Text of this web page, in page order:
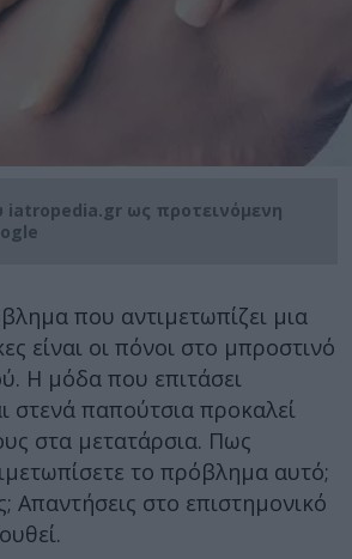
iatropedia.gr ως προτεινόμενη
που αντιμετωπίζει μια
είναι οι πόνοι στο μπροστινό
Η μόδα που επιτάσει
στενά παπούτσια προκαλεί
στα μετατάρσια. Πως
το πρόβλημα αυτό;
Απαντήσεις στο επιστημονικό